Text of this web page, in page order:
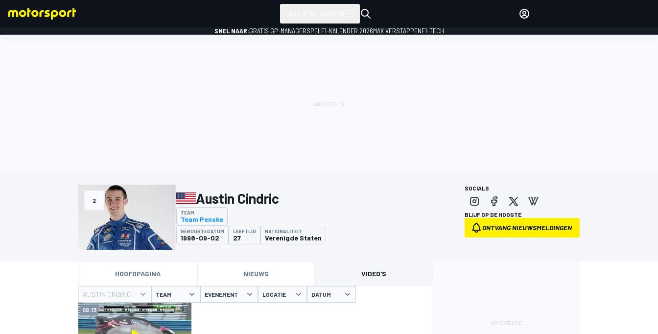
MOTOGP
SNEL NAAR:GRATIS GP-MANAGERSPEL F1-KALENDER 2026MAX VERSTAPPENF1-TECH
2 Austin Cindric
TEAM
Team Penske
GEBOORTEDATUM
1998-09-02
LEEFTIJD
27
NATIONALITEIT
Verenigde Staten
SOCIALS
BLIJF OP DE HOOGTE
ONTVANG NIEUWSMELDINGEN
HOOFDPAGINA NIEUWS VIDEO'S
AUSTIN CINDRIC TEAM EVENEMENT LOCATIE DATUM
09:13